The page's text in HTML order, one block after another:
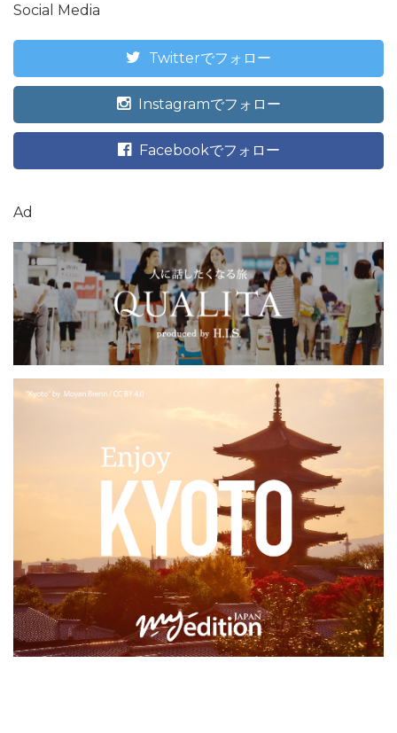
Social Media
Twitterでフォロー
Instagramでフォロー
Facebookでフォロー
Ad